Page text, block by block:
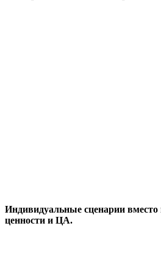
Индивидуальные сценарии
ценности и ЦА.